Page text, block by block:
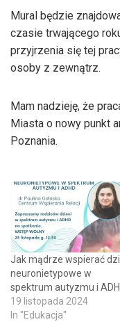
Mural będzie
czasie trwającego
przyjrzenia się tej
osoby z zewnątrz.
Mam nadzieję, że
Miasta o nowy punkt
Poznania.
Jak mądrze wspierać
neuronietypowe w
spektrum autyzmu i
19 listopada 2024
In "Edukacja"